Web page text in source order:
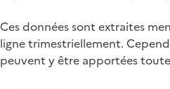
Ces données sont extraites
ligne trimestriellement.
peuvent y être apportées